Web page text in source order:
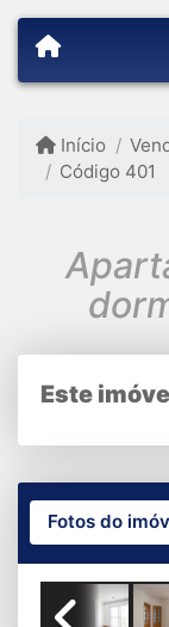
Início
Código 401
Este
Fotos do